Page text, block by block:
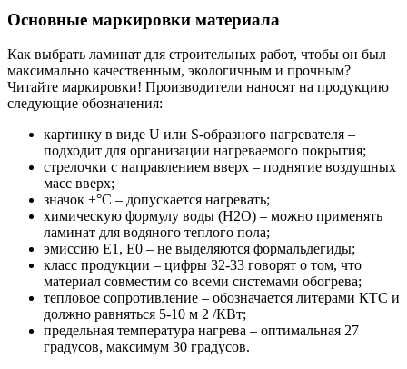
Основные маркировки материала
Как выбрать ламинат для строительных работ, чтобы он был
максимально качественным, экологичным и прочным?
Читайте маркировки! Производители наносят на продукцию
следующие обозначения:
картинку в виде U или S-образного нагревателя –
подходит для организации нагреваемого покрытия;
стрелочки с направлением вверх – поднятие воздушных
масс вверх;
значок +°С – допускается нагревать;
химическую формулу воды (Н2О) – можно применять
ламинат для водяного теплого пола;
эмиссию Е1, Е0 – не выделяются формальдегиды;
класс продукции – цифры 32-33 говорят о том, что
материал совместим со всеми системами обогрева;
тепловое сопротивление – обозначается литерами КТС и
должно равняться 5-10 м 2 /КВт;
предельная температура нагрева – оптимальная 27
градусов, максимум 30 градусов.